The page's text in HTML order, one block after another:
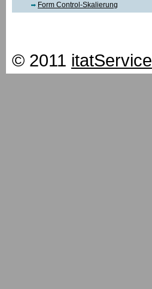
Form Control-Skalierung
© 2011 itatService